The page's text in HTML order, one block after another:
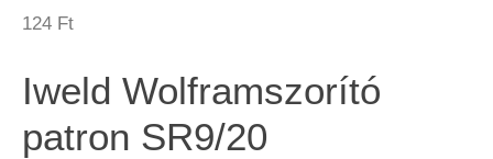
124 Ft
Iweld Wolframszorító
patron SR9/20